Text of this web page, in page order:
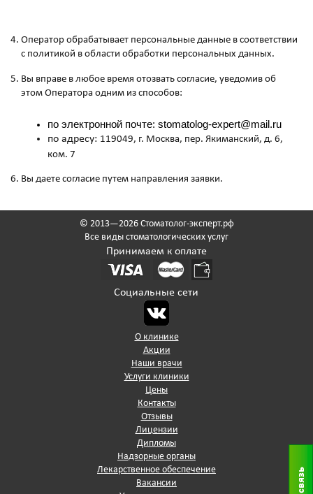
Оператор обрабатывает персональные данные в соответствии
с политикой в области обработки персональных данных.
Вы вправе в любое время отозвать согласие, уведомив об
этом Оператора одним из способов:
по электронной почте: stomatolog-expert@mail.ru
по адресу: 119049, г. Москва, пер. Якиманский, д. 6,
ком. 7
Вы даете согласие путем направления заявки.
© 2013—2026 Стоматолог-эксперт.рф
Все виды стоматологических услуг
О клинике
Акции
Наши врачи
Услуги клиники
Цены
Контакты
Отзывы
Лицензии
Дипломы
Надзорные органы
Лекарственное обеспечение
Вакансии
Принимаем к оплате
Социальные сети